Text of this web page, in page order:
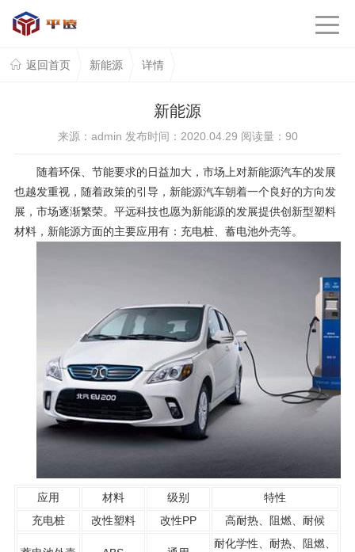
返回首页 新能源 详情
新能源
来源：admin 发布时间：2020.04.29 阅读量： 90
随着环保、节能要求的日益加大，市场上对新能源汽车的发展
也越发重视，随着政策的引导，新能源汽车朝着一个良好的方向发
展，市场逐渐繁荣。平远科技也愿为新能源的发展提供创新型塑料
材料，新能源方面的主要应用有：充电桩、蓄电池外壳等。
应用 材料 级别
特性
充电桩
改性塑料 改性PP 高耐热、阻燃、耐候
耐化学性、耐热、阻燃、